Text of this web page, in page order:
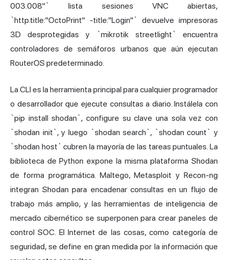
003.008"` lista sesiones VNC abiertas,
`http.title:"OctoPrint" -title:"Login"` devuelve impresoras
3D desprotegidas y `mikrotik streetlight` encuentra
controladores de semáforos urbanos que aún ejecutan
RouterOS predeterminado.
La CLI es la herramienta principal para cualquier programador
o desarrollador que ejecute consultas a diario. Instálela con
`pip install shodan`, configure su clave una sola vez con
`shodan init`, y luego `shodan search`, `shodan count` y
`shodan host` cubren la mayoría de las tareas puntuales. La
biblioteca de Python expone la misma plataforma Shodan
de forma programática. Maltego, Metasploit y Recon-ng
integran Shodan para encadenar consultas en un flujo de
trabajo más amplio, y las herramientas de inteligencia de
mercado cibernético se superponen para crear paneles de
control SOC. El Internet de las cosas, como categoría de
seguridad, se define en gran medida por la información que